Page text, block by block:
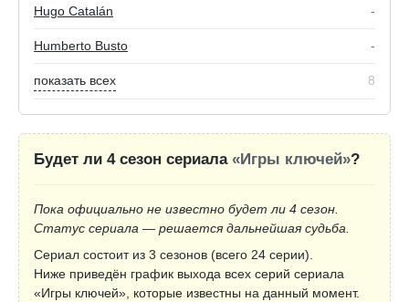
Hugo Catalán -
Humberto Busto -
показать всех 8
Будет ли 4 сезон сериала «Игры ключей»?
Пока официально не известно будет ли 4 сезон.
Статус сериала — решается дальнейшая судьба.
Сериал состоит из 3 сезонов (всего 24 серии).
Ниже приведён график выхода всех серий сериала
«Игры ключей», которые известны на данный момент.